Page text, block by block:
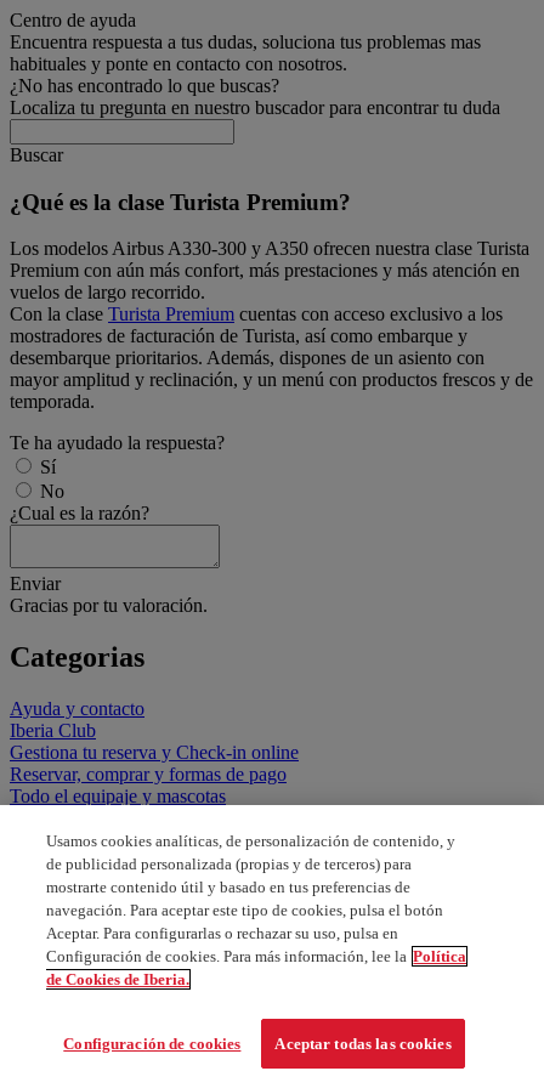
Centro de ayuda
Encuentra respuesta a tus dudas, soluciona tus problemas mas
habituales y ponte en contacto con nosotros.
¿No has encontrado lo que buscas?
Localiza tu pregunta en nuestro buscador para encontrar tu duda
Buscar
¿Qué es la clase Turista Premium?
Los modelos Airbus A330-300 y A350 ofrecen nuestra clase Turista
Premium con aún más confort, más prestaciones y más atención en
vuelos de largo recorrido.
Con la clase Turista Premium cuentas con acceso exclusivo a los
mostradores de facturación de Turista, así como embarque y
desembarque prioritarios. Además, dispones de un asiento con
mayor amplitud y reclinación, y un menú con productos frescos y de
temporada.
Te ha ayudado la respuesta?
Sí
No
¿Cual es la razón?
Enviar
Gracias por tu valoración.
Categorias
Ayuda y contacto
Iberia Club
Gestiona tu reserva y Check-in online
Reservar, comprar y formas de pago
Todo el equipaje y mascotas
Tarifas, descuentos, promociones y vuelos especiales
Vuelos y servicios en el aeropuerto
Nuestras clases y servicios a bordo
Usamos cookies analíticas, de personalización de contenido, y
de publicidad personalizada (propias y de terceros) para
mostrarte contenido útil y basado en tus preferencias de
navegación. Para aceptar este tipo de cookies, pulsa el botón
Aceptar. Para configurarlas o rechazar su uso, pulsa en
Configuración de cookies. Para más información, lee la Política
de Cookies de Iberia.
Configuración de cookies Aceptar todas las cookies